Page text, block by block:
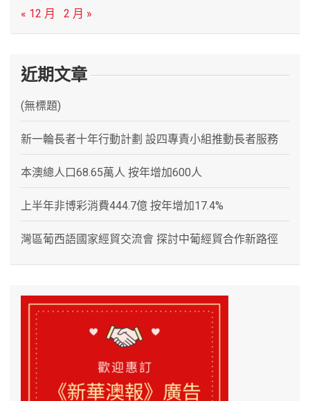
« 12 月
2 月 »
近期文章
(無標題)
新一輪長者十年行動計劃 設四專責小組推動長者服務
本澳總人口68.65萬人 按年增加600人
上半年非博彩消費444.7億 按年增加17.4%
灣區葡西語國家經貿交流會 探討中葡經貿合作新路徑